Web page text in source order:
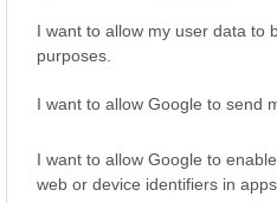
I want to allow my user data to
purposes.
I want to allow Google to send
I want to allow Google to
web or device identifiers in apps.
Itt a Szebb
Jövőért-ítélet
A hét videója:
váljunk kínai
ügynökké